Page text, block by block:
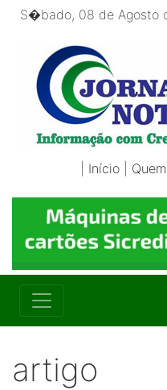
S�bado, 08 de Agosto
Início
artigo